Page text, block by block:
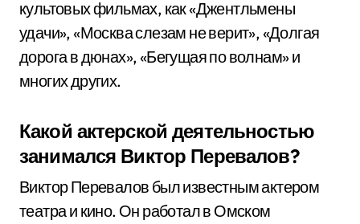
культовых фильмах, как «Джентльмены
удачи», «Москва слезам не верит», «Долгая
дорога в дюнах», «Бегущая по волнам» и
многих других.
Какой актерской деятельностью
занимался Виктор Перевалов?
Виктор Перевалов был известным актером
театра и кино. Он работал в Омском